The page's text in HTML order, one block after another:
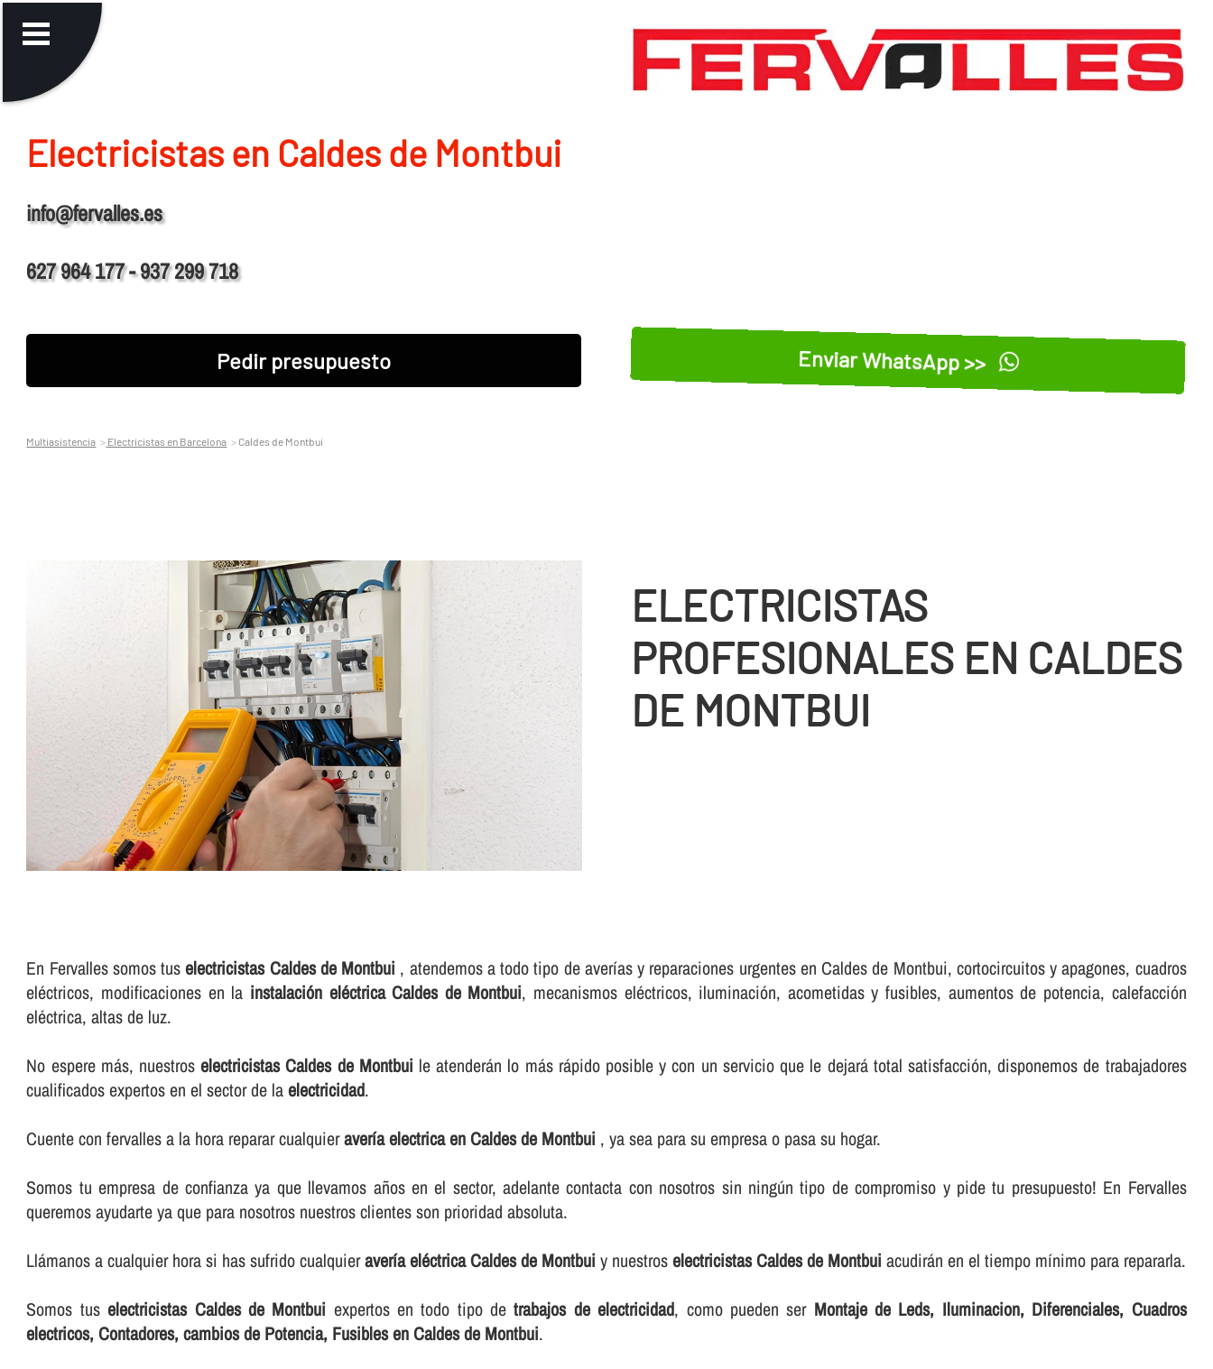
Electricistas en Caldes de Montbui
info@fervalles.es
627 964 177 - 937 299 718
Pedir presupuesto Enviar WhatsApp >>
Multiasistencia Electricistas en Barcelona Caldes de Montbui
ELECTRICISTAS
PROFESIONALES EN CALDES
DE MONTBUI
En Fervalles somos tuselectricistas Caldes de Montbui , atendemos a todo tipo de averí­as y reparaciones urgentes en Caldes de Montbui, cortocircuitos y apagones, cuadros
eléctricos, modificaciones en la instalación eléctrica Caldes de Montbui, mecanismos eléctricos, iluminación, acometidas y fusibles, aumentos de potencia, calefacción
eléctrica, altas de luz.
No espere más, nuestroselectricistas Caldes de Montbui le atenderán lo más rápido posible y con un servicio que le dejará total satisfacción, disponemos de trabajadores
cualificados expertos en el sector de laelectricidad.
Cuente con fervalles a la hora reparar cualquieraverí­a electrica en Caldes de Montbui , ya sea para su empresa o pasa su hogar.
Somos tu empresa de confianza ya que llevamos años en el sector, adelante contacta con nosotros sin ningún tipo de compromiso y pide tu presupuesto! En Fervalles
queremos ayudarte ya que para nosotros nuestros clientes son prioridad absoluta.
Llámanos a cualquier hora si has sufrido cualquieraverí­a eléctrica Caldes de Montbui y nuestroselectricistas Caldes de Montbui acudirán en el tiempo mí­nimo para repararla.
Somos tuselectricistas Caldes de Montbui expertos en todo tipo detrabajos de electricidad, como pueden ser Montaje de Leds, Iluminacion, Diferenciales, Cuadros
electricos, Contadores, cambios de Potencia, Fusibles en Caldes de Montbui.